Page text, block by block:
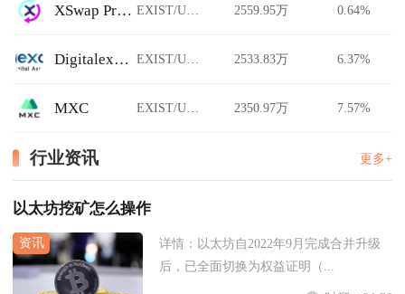
XSwap Protocol EXIST/USDT 2559.95万 0.64%
Digitalexchange.id EXIST/USDT 2533.83万 6.37%
MXC EXIST/USDT 2350.97万 7.57%
行业资讯 更多+
以太坊挖矿怎么操作
详情： 以太坊自2022年9月完成合并升级
后，已全面切换为权益证明（...